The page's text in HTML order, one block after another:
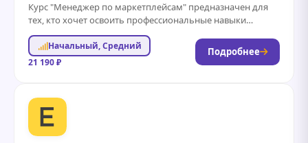
Курс "Менеджер по маркетплейсам" предназначен для
тех, кто хочет освоить профессиональные навыки
работы с популярными онлайн-платформами для
продаж. В рамках...
Начальный, Средний
21 190 ₽
Подробнее